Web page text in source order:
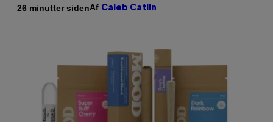
26 minutter sidenAf Caleb Catlin